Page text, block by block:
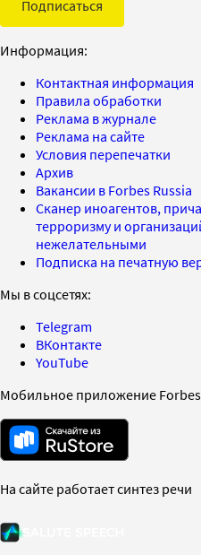
Подписаться
Информация:
Контактная информация
Правила обработки
Реклама в журнале
Реклама на сайте
Условия перепечатки
Архив
Вакансии в Forbes Russia
Сканер иноагентов,
терроризму и
нежелательными
Подписка на печатную
Мы в соцсетях:
Telegram
ВКонтакте
YouTube
Мобильное приложение
На сайте работает синтез речи